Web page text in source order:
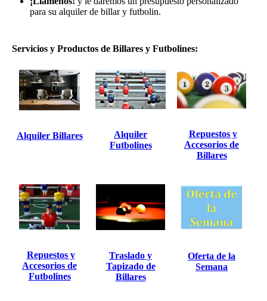
para su alquiler de billar y futbolin.
Servicios y Productos de Billares y Futbolines:
Alquiler Billares
Alquiler
Futbolines
Repuestos y
Accesorios de
Billares
Repuestos y
Accesorios de
Futbolines
Traslado y
Tapizado de
Billares
Oferta de la
Semana